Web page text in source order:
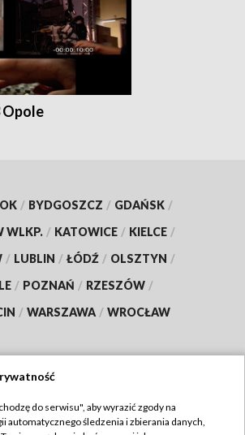
Opole
/ BYDGOSZCZ / GDAŃSK /
WLKP. / KATOWICE / KIELCE /
/ LUBLIN / ŁÓDŹ / OLSZTYN /
/ POZNAŃ / RZESZÓW /
/ WARSZAWA / WROCŁAW
TVP
do serwisu", aby wyrazić zgody na
automatycznego śledzenia i zbierania danych,